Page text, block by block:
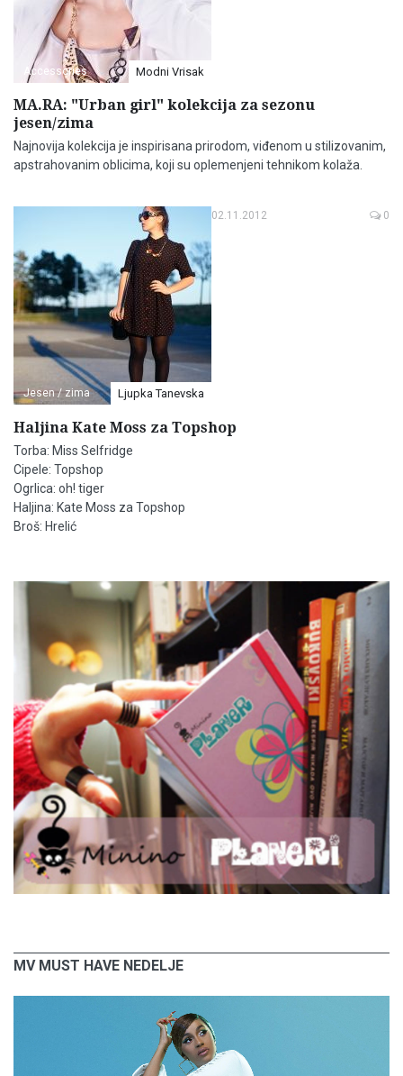
Accessories Modni Vrisak
MA.RA: "Urban girl" kolekcija za sezonu
jesen/zima
Najnovija kolekcija je inspirisana prirodom, viđenom u stilizovanim,
apstrahovanim oblicima, koji su oplemenjeni tehnikom kolaža.
Jesen / zima Ljupka Tanevska
02.11.2012 0
Haljina Kate Moss za Topshop
Torba: Miss Selfridge
Cipele: Topshop
Ogrlica: oh! tiger
Haljina: Kate Moss za Topshop
Broš: Hrelić
MV MUST HAVE NEDELJE